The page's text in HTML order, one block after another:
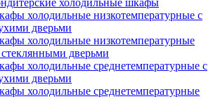
холодильные шкафы
холодильные низкотемпературные с
дверьми
холодильные низкотемпературные
стеклянными дверьми
холодильные среднетемпературные с
дверьми
холодильные среднетемпературные